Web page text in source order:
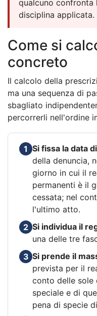
qualcuno
disciplina applicata.
Come si
concreto
Il calcolo della
ma una sequenza di
sbagliato
percorrerli nell'ordine
1 Si fissa la data
della denuncia,
giorno in cui il
permanenti è il
cessata; nel
l'ultimo atto.
2 Si individua il
una delle tre
3 Si prende il
prevista per il
conto delle
speciale e di
pena di specie